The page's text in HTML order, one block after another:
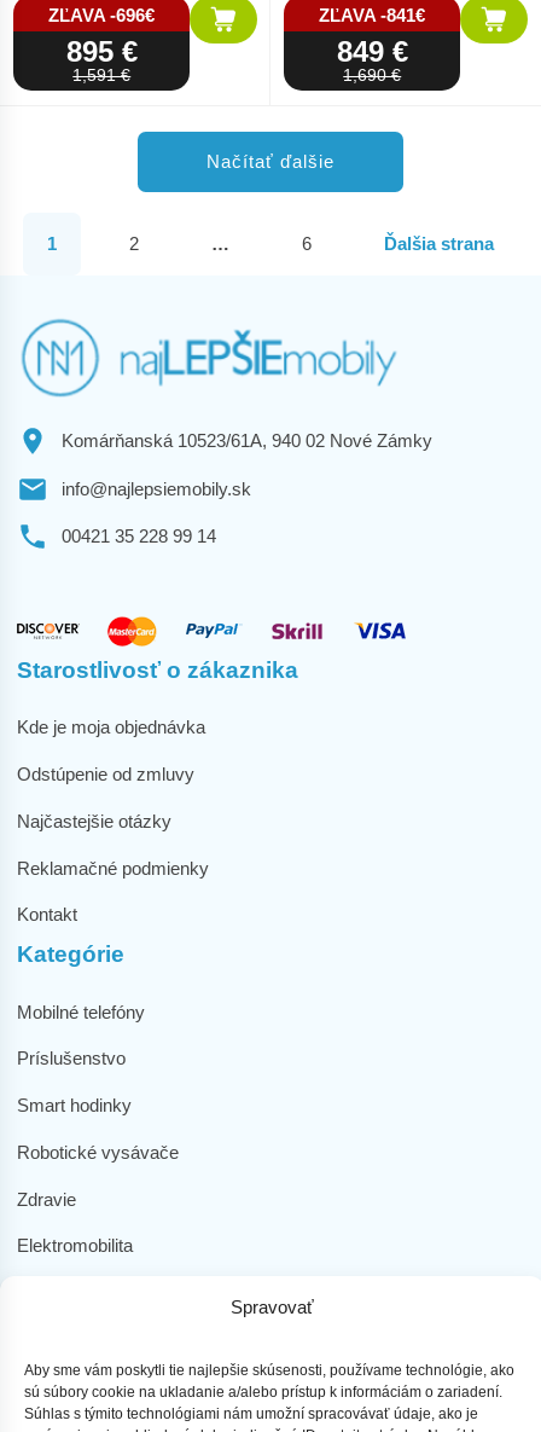
Spravovať
Aby sme vám poskytli tie najlepšie skúsenosti, používame technológie, ako
sú súbory cookie na ukladanie a/alebo prístup k informáciám o zariadení.
Súhlas s týmito technológiami nám umožní spracovávať údaje, ako je
ZĽAVA -696€
895 €
1,591 €
ZĽAVA -841€
849 €
1,690 €
Načítať ďalšie
1 2 … 6 Ďalšia strana
Komárňanská 10523/61A, 940 02 Nové Zámky
info@najlepsiemobily.sk
00421 35 228 99 14
Starostlivosť o zákaznika
Kde je moja objednávka
Odstúpenie od zmluvy
Najčastejšie otázky
Reklamačné podmienky
Kontakt
Kategórie
Mobilné telefóny
Príslušenstvo
Smart hodinky
Robotické vysávače
Zdravie
Elektromobilita
Obchodné podmienky